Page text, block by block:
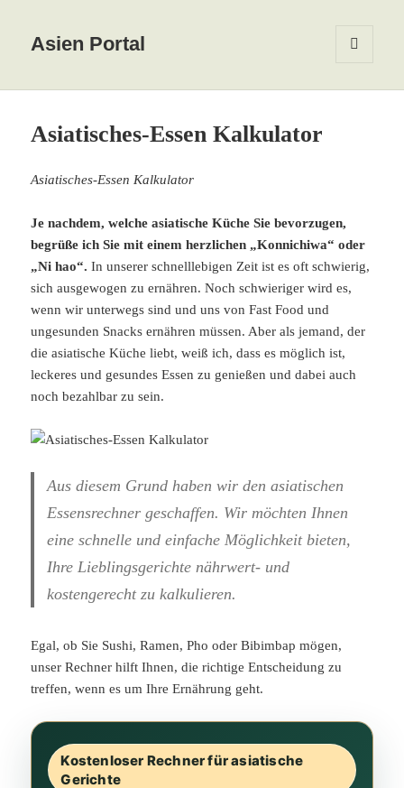
Asien Portal
WIDGETS
Asiatisches-Essen Kalkulator
Asiatisches-Essen Kalkulator
Je nachdem, welche asiatische Küche Sie bevorzugen,
begrüße ich Sie mit einem herzlichen „Konnichiwa“ oder
„Ni hao“. In unserer schnelllebigen Zeit ist es oft schwierig,
sich ausgewogen zu ernähren. Noch schwieriger wird es,
wenn wir unterwegs sind und uns von Fast Food und
ungesunden Snacks ernähren müssen. Aber als jemand, der
die asiatische Küche liebt, weiß ich, dass es möglich ist,
leckeres und gesundes Essen zu genießen und dabei auch
noch bezahlbar zu sein.
Aus diesem Grund haben wir den asiatischen
Essensrechner geschaffen. Wir möchten Ihnen
eine schnelle und einfache Möglichkeit bieten,
Ihre Lieblingsgerichte nährwert- und
kostengerecht zu kalkulieren.
Egal, ob Sie Sushi, Ramen, Pho oder Bibimbap mögen,
unser Rechner hilft Ihnen, die richtige Entscheidung zu
treffen, wenn es um Ihre Ernährung geht.
Kostenloser Rechner für asiatische
Gerichte